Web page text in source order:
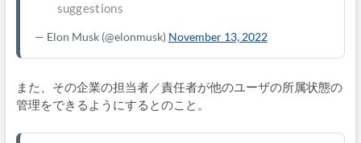
suggestions
— Elon Musk (@elonmusk) November 13, 2022
また、その企業の担当者／責任者が他のユーザの所属状態の
管理をできるようにするとのこと。